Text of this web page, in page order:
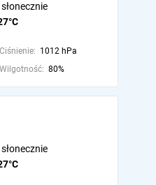
Ciśnienie: 1012 hPa
Wilgotność: 80%